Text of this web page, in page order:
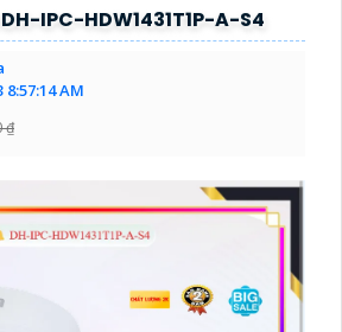
IPC-HDW1431T1P-A-S4
8:57:14 AM
₫